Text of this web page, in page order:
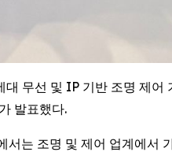
무선 및 IP 기반 조명 제어
발표했다.
는 조명 및 제어 업계에서